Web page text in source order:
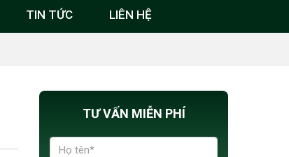
TIN TỨC LIÊN HỆ
TƯ VẤN MIỄN PHÍ